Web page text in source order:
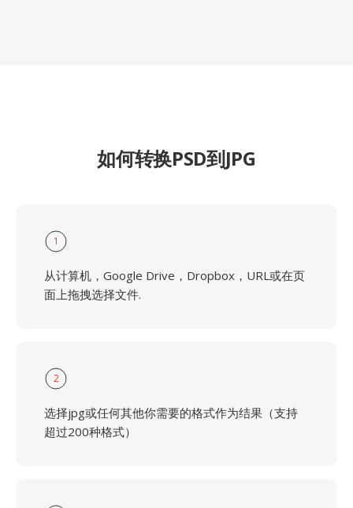
如何转换PSD到JPG
1
从计算机，Google Drive，Dropbox，URL或在页
面上拖拽选择文件.
2
选择jpg或任何其他你需要的格式作为结果（支持
超过200种格式）